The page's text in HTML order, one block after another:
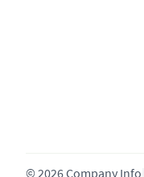
© 2026 Company Info